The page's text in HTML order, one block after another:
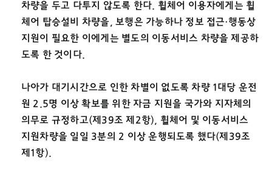
차량을 두고 다투지 않도록 한다. 휠체어 이용자에게는 휠
체어 탑승설비 차량을, 보행은 가능하나 정보 접근·행동상
지원이 필요한 이에게는 별도의 이동서비스 차량을 제공하
도록 한 것이다.
나아가 대기시간으로 인한 차별이 없도록 차량 1대당 운전
원 2.5명 이상 확보를 위한 자금 지원을 국가와 지자체의
의무로 규정하고(제39조 제2항), 휠체어 및 이동서비스
지원차량을 일일 3분의 2 이상 운행되도록 했다(제39조
제1항).